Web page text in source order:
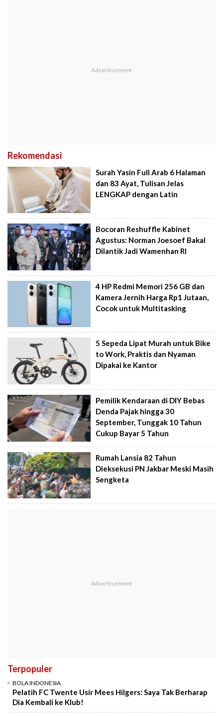
Rekomendasi
Surah Yasin Full Arab 6 Halaman
dan 83 Ayat, Tulisan Jelas
LENGKAP dengan Latin
Bocoran Reshuffle Kabinet
Agustus: Norman Joesoef Bakal
Dilantik Jadi Wamenhan RI
4 HP Redmi Memori 256 GB dan
Kamera Jernih Harga Rp1 Jutaan,
Cocok untuk Multitasking
5 Sepeda Lipat Murah untuk Bike
to Work, Praktis dan Nyaman
Dipakai ke Kantor
Pemilik Kendaraan di DIY Bebas
Denda Pajak hingga 30
September, Tunggak 10 Tahun
Cukup Bayar 5 Tahun
Rumah Lansia 82 Tahun
Dieksekusi PN Jakbar Meski Masih
Sengketa
Terpopuler
BOLA INDONESIA
Pelatih FC Twente Usir Mees Hilgers: Saya Tak Berharap
Dia Kembali ke Klub!